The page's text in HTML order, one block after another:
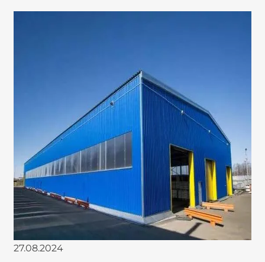
27.08.2024